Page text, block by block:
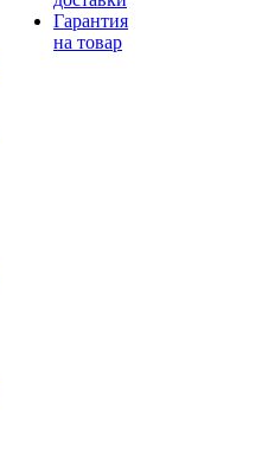
Гарантия
на товар